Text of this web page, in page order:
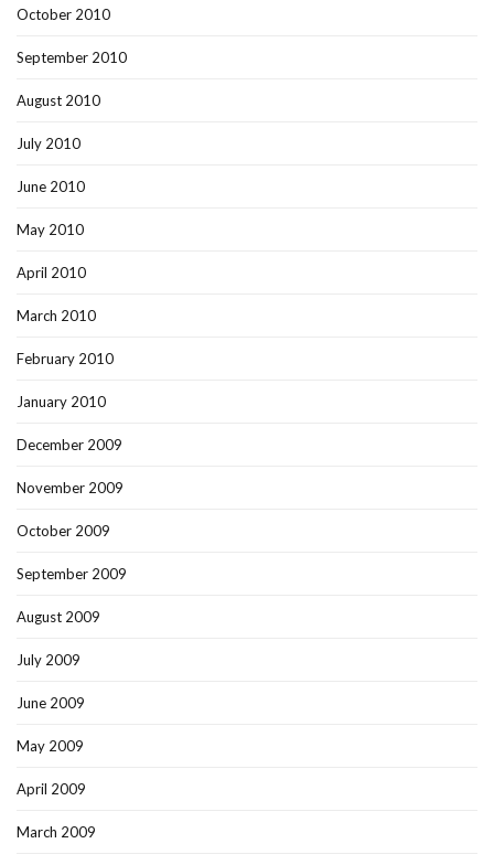
October 2010
September 2010
August 2010
July 2010
June 2010
May 2010
April 2010
March 2010
February 2010
January 2010
December 2009
November 2009
October 2009
September 2009
August 2009
July 2009
June 2009
May 2009
April 2009
March 2009